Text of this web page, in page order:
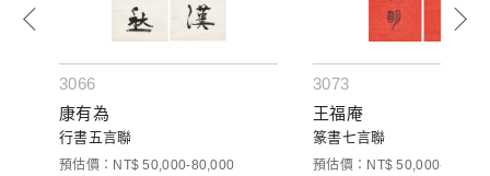
3066
康有為
行書五言聯
預估價：NT$ 50,000-80,000
3073
王福庵
篆書七言聯
預估價：NT$ 50,000-80,000